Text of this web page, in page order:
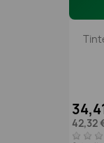
42,32